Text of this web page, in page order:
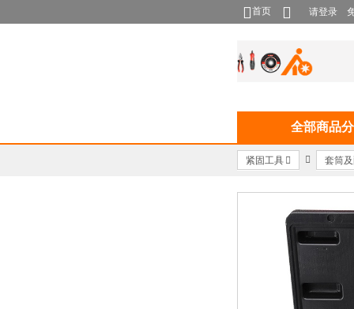
首页 请登录
全部商品
紧固工具 套筒